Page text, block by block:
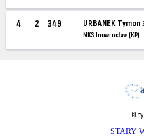
4 2 349 URBANEK Tymon
MKS Inowrocław (KP)
© by
STARY